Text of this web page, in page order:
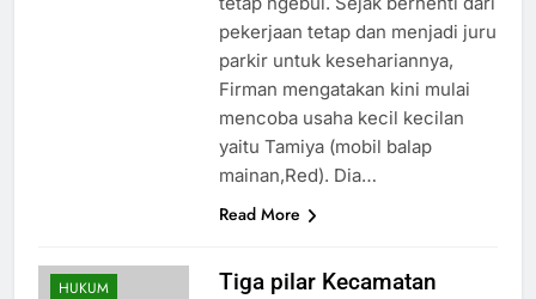
pekerjaan tetap dan menjadi juru
parkir untuk kesehariannya,
Firman mengatakan kini mulai
mencoba usaha kecil kecilan
yaitu Tamiya (mobil balap
mainan,Red). Dia…
Read More
HUKUM Tiga pilar Kecamatan